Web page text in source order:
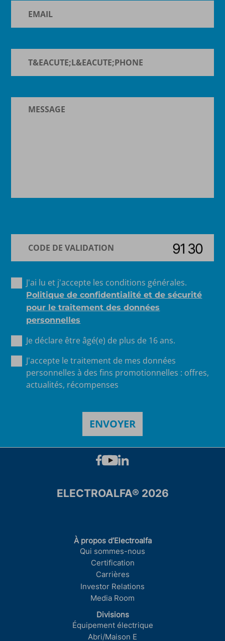
J'ai lu et j'accepte les conditions générales.
Politique de confidentialité et de sécurité
pour le traitement des données
personnelles
Je déclare être âgé(e) de plus de 16 ans.
J'accepte le traitement de mes données
personnelles à des fins promotionnelles : offres,
actualités, récompenses
ELECTROALFA® 2026
À propos d’Electroalfa
Qui sommes-nous
Certification
Carrières
Investor Relations
Media Room
Divisions
Équipement électrique
Abri/Maison E